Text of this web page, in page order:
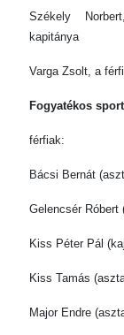
Székely
kapitánya
Varga Zsolt, a
Fogyatékos
férfiak:
Bácsi Bernát
Gelencsér
Kiss Péter Pál
Kiss Tamás
Major Endre